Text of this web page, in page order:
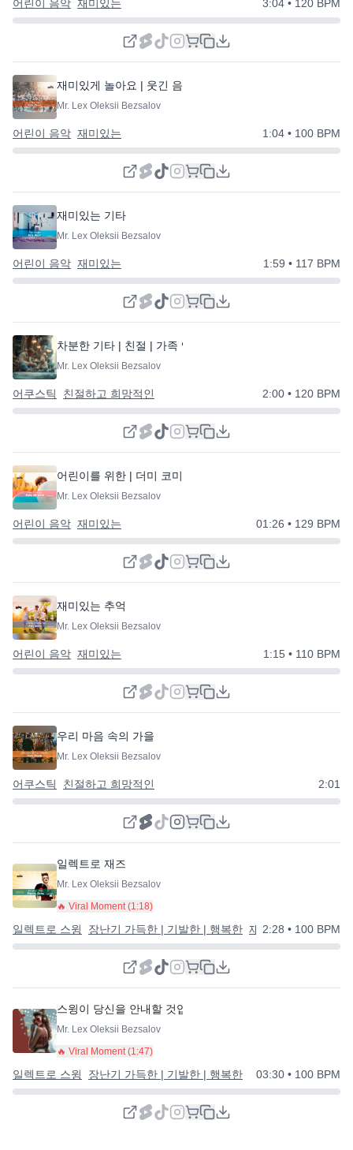
어린이 음악 재미있는 3:04 • 120 BPM
재미있게 놀아요 | 웃긴 음악
Mr. Lex Oleksii Bezsalov
어린이 음악 재미있는 1:04 • 100 BPM
재미있는 기타
Mr. Lex Oleksii Bezsalov
어린이 음악 재미있는 1:59 • 117 BPM
차분한 기타 | 친절 | 가족 앨범
Mr. Lex Oleksii Bezsalov
어쿠스틱 친절하고 희망적인 2:00 • 120 BPM
어린이를 위한 | 더미 코미디
Mr. Lex Oleksii Bezsalov
어린이 음악 재미있는 01:26 • 129 BPM
재미있는 추억
Mr. Lex Oleksii Bezsalov
어린이 음악 재미있는 1:15 • 110 BPM
우리 마음 속의 가을
Mr. Lex Oleksii Bezsalov
어쿠스틱 친절하고 희망적인 2:01
일렉트로 재즈
Mr. Lex Oleksii Bezsalov
🔥 Viral Moment (1:18)
일렉트로 스윙 장난기 가득한 | 기발한 | 행복한 재미있는
2:28 • 100 BPM
스윙이 당신을 안내할 것입니다
Mr. Lex Oleksii Bezsalov
🔥 Viral Moment (1:47)
일렉트로 스윙 장난기 가득한 | 기발한 | 행복한 03:30 • 100 BPM